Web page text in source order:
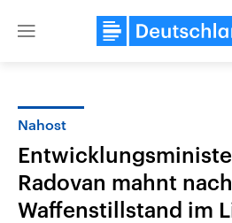
Close
Nahost
Radovan mahnt
Waffenstillstand im